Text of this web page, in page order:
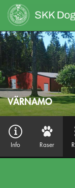
VÄRNAMO
Info Raser